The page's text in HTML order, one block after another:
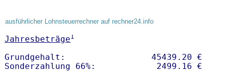
ausführlicher Lohnsteuerrechner auf rechner24.info
Jahresbeträge1
Grundgehalt:                 45439.20 €